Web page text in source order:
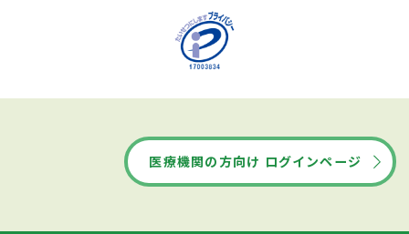
医療機関の方向け ログインページ